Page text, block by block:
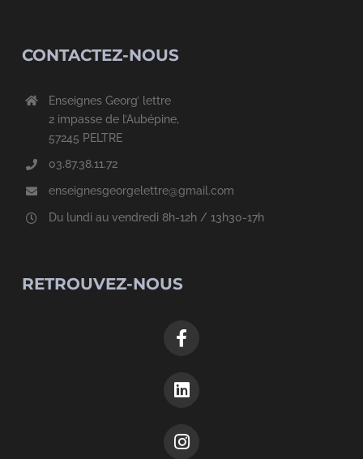
CONTACTEZ-NOUS
Enseignes Georg’ lettre
2 impasse de l’Aubépine,
57245 PELTRE
03.87.38.11.72
enseignesgeorgelettre@gmail.com
Du lundi au vendredi 8h-12h / 13h30-17h
RETROUVEZ-NOUS